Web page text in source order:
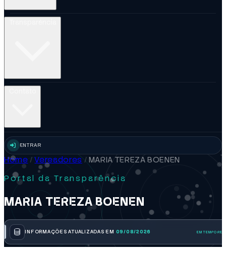
ENTRAR
Home / Vereadores /MARIA TEREZA BOENEN
Portal da Transparência
MARIA TEREZA BOENEN
INFORMAÇÕES ATUALIZADAS EM 09/08/2026